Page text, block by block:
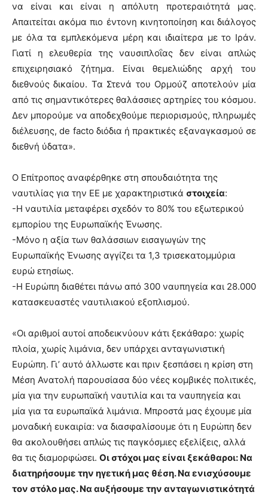
να είναι και είναι η απόλυτη προτεραιότητά μας.
Απαιτείται ακόμα πιο έντονη κινητοποίηση και διάλογος
με όλα τα εμπλεκόμενα μέρη και ιδιαίτερα με το Ιράν.
Γιατί η ελευθερία της ναυσιπλοΐας δεν είναι απλώς
επιχειρησιακό ζήτημα. Είναι θεμελιώδης αρχή του
διεθνούς δικαίου. Τα Στενά του Ορμούζ αποτελούν μία
από τις σημαντικότερες θαλάσσιες αρτηρίες του κόσμου.
Δεν μπορούμε να αποδεχθούμε περιορισμούς, πληρωμές
διέλευσης, de facto διόδια ή πρακτικές εξαναγκασμού σε
διεθνή ύδατα».
Ο Επίτροπος αναφέρθηκε στη σπουδαιότητα της
ναυτιλίας για την ΕΕ με χαρακτηριστικά στοιχεία:
-Η ναυτιλία μεταφέρει σχεδόν το 80% του εξωτερικού
εμπορίου της Ευρωπαϊκής Ένωσης.
-Μόνο η αξία των θαλάσσιων εισαγωγών της
Ευρωπαϊκής Ένωσης αγγίζει τα 1,3 τρισεκατομμύρια
ευρώ ετησίως.
-Η Ευρώπη διαθέτει πάνω από 300 ναυπηγεία και 28.000
κατασκευαστές ναυτιλιακού εξοπλισμού.
«Οι αριθμοί αυτοί αποδεικνύουν κάτι ξεκάθαρο: χωρίς
πλοία, χωρίς λιμάνια, δεν υπάρχει ανταγωνιστική
Ευρώπη. Γι’ αυτό άλλωστε και πριν ξεσπάσει η κρίση στη
Μέση Ανατολή παρουσίασα δύο νέες κομβικές πολιτικές,
μία για την ευρωπαϊκή ναυτιλία και τα ναυπηγεία και
μία για τα ευρωπαϊκά λιμάνια. Μπροστά μας έχουμε μία
μοναδική ευκαιρία: να διασφαλίσουμε ότι η Ευρώπη δεν
θα ακολουθήσει απλώς τις παγκόσμιες εξελίξεις, αλλά
θα τις διαμορφώσει. Οι στόχοι μας είναι ξεκάθαροι: Να
διατηρήσουμε την ηγετική μας θέση. Να ενισχύσουμε
τον στόλο μας. Να αυξήσουμε την ανταγωνιστικότητά